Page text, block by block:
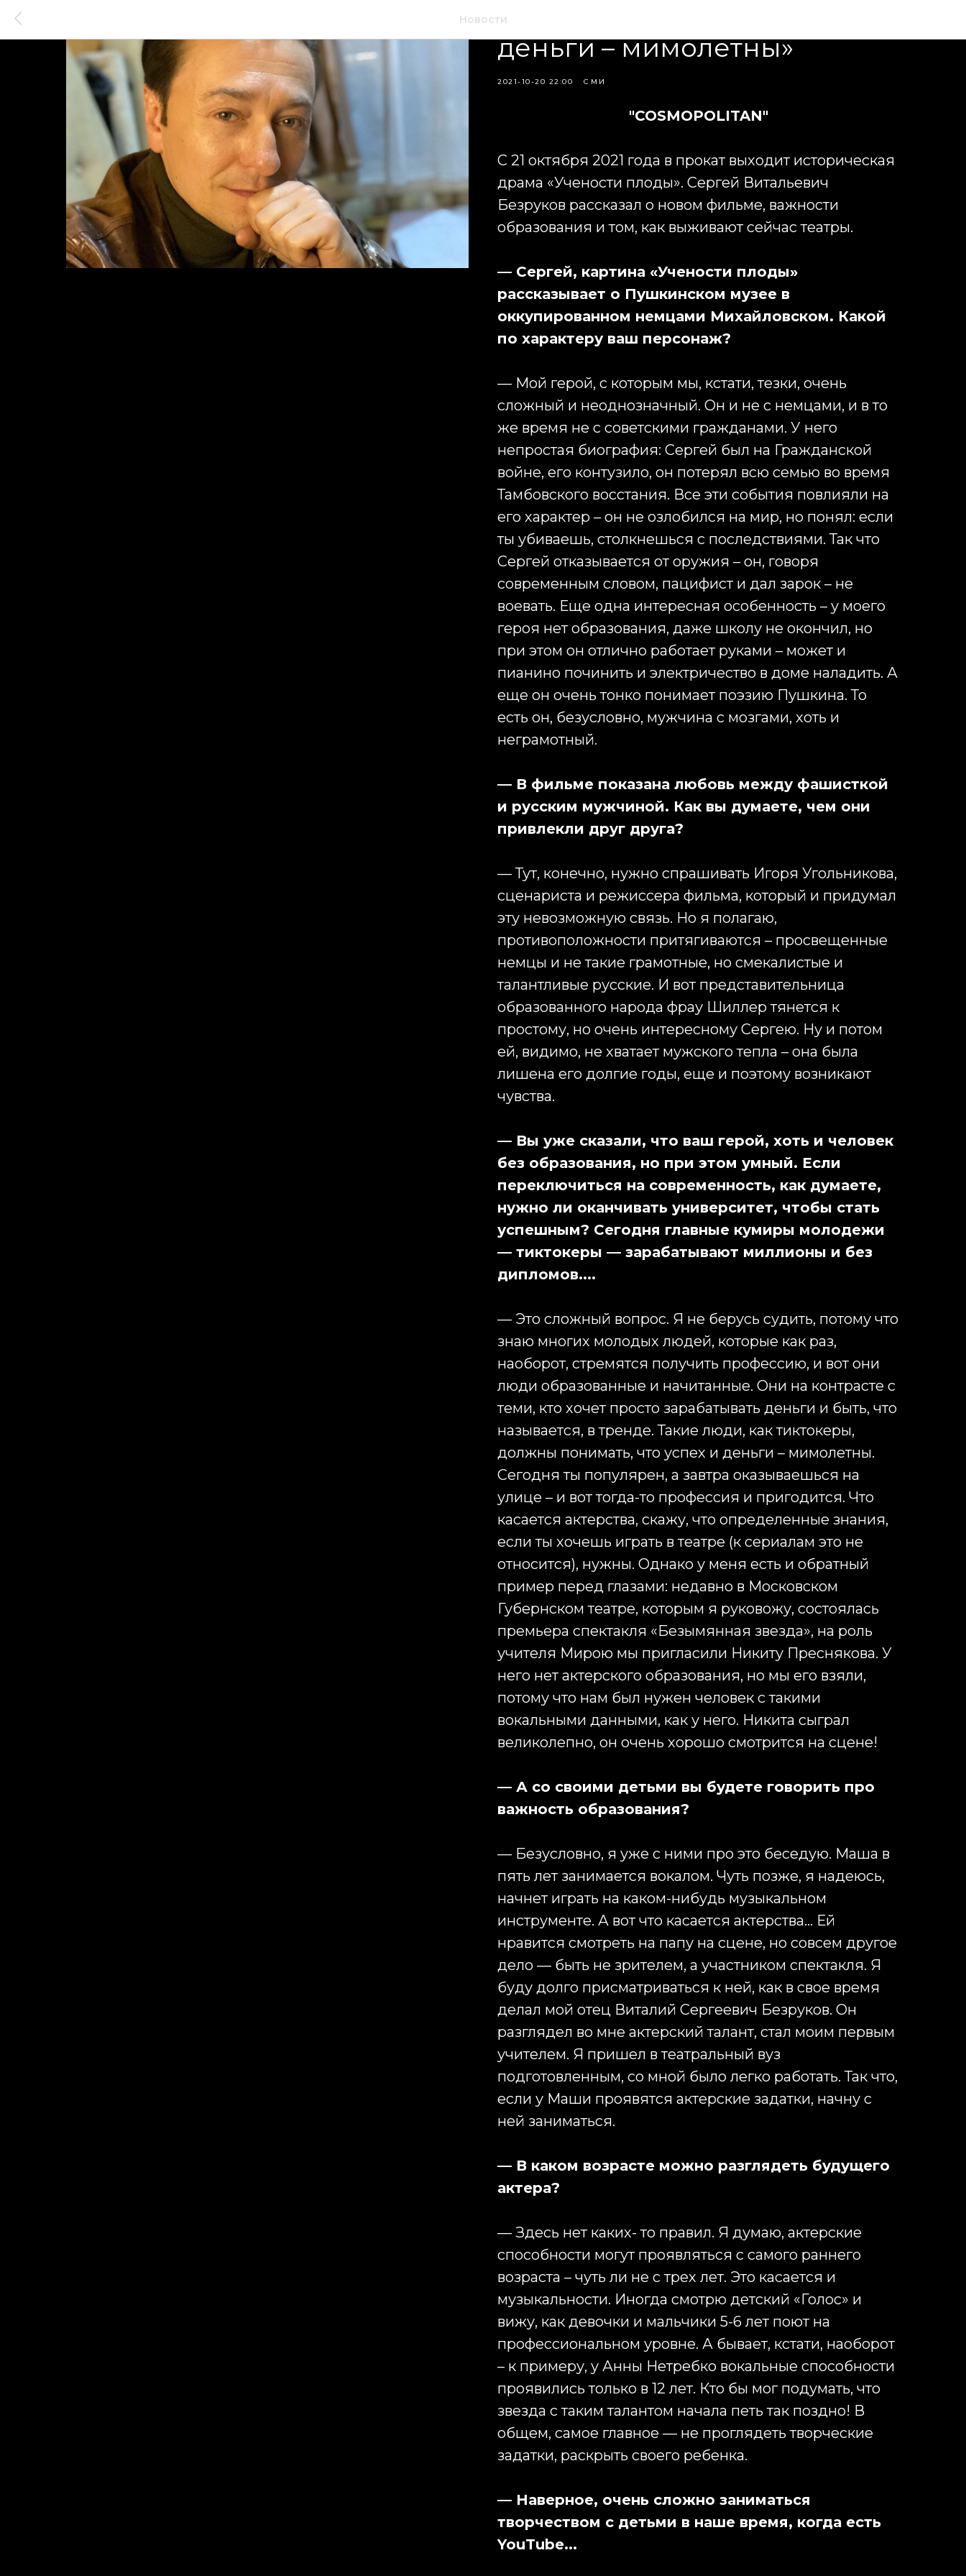
НовостиСергей Безруков: «Успех и
деньги – мимолетны»
2021-10-20 22:00 СМИ
"COSMOPOLITAN"
С 21 октября 2021 года в прокат выходит историческая
драма «Учености плоды». Сергей Витальевич
Безруков рассказал о новом фильме, важности
образования и том, как выживают сейчас театры.
— Сергей, картина «Учености плоды»
рассказывает о Пушкинском музее в
оккупированном немцами Михайловском. Какой
по характеру ваш персонаж?
— Мой герой, с которым мы, кстати, тезки, очень
сложный и неоднозначный. Он и не с немцами, и в то
же время не с советскими гражданами. У него
непростая биография: Сергей был на Гражданской
войне, его контузило, он потерял всю семью во время
Тамбовского восстания. Все эти события повлияли на
его характер – он не озлобился на мир, но понял: если
ты убиваешь, столкнешься с последствиями. Так что
Сергей отказывается от оружия – он, говоря
современным словом, пацифист и дал зарок – не
воевать. Еще одна интересная особенность – у моего
героя нет образования, даже школу не окончил, но
при этом он отлично работает руками – может и
пианино починить и электричество в доме наладить. А
еще он очень тонко понимает поэзию Пушкина. То
есть он, безусловно, мужчина с мозгами, хоть и
неграмотный.
— В фильме показана любовь между фашисткой
и русским мужчиной. Как вы думаете, чем они
привлекли друг друга?
— Тут, конечно, нужно спрашивать Игоря Угольникова,
сценариста и режиссера фильма, который и придумал
эту невозможную связь. Но я полагаю,
противоположности притягиваются – просвещенные
немцы и не такие грамотные, но смекалистые и
талантливые русские. И вот представительница
образованного народа фрау Шиллер тянется к
простому, но очень интересному Сергею. Ну и потом
ей, видимо, не хватает мужского тепла – она была
лишена его долгие годы, еще и поэтому возникают
чувства.
— Вы уже сказали, что ваш герой, хоть и человек
без образования, но при этом умный. Если
переключиться на современность, как думаете,
нужно ли оканчивать университет, чтобы стать
успешным? Сегодня главные кумиры молодежи
— тиктокеры — зарабатывают миллионы и без
дипломов....
— Это сложный вопрос. Я не берусь судить, потому что
знаю многих молодых людей, которые как раз,
наоборот, стремятся получить профессию, и вот они
люди образованные и начитанные. Они на контрасте с
теми, кто хочет просто зарабатывать деньги и быть, что
называется, в тренде. Такие люди, как тиктокеры,
должны понимать, что успех и деньги – мимолетны.
Сегодня ты популярен, а завтра оказываешься на
улице – и вот тогда-то профессия и пригодится. Что
касается актерства, скажу, что определенные знания,
если ты хочешь играть в театре (к сериалам это не
относится), нужны. Однако у меня есть и обратный
пример перед глазами: недавно в Московском
Губернском театре, которым я руковожу, состоялась
премьера спектакля «Безымянная звезда», на роль
учителя Мирою мы пригласили Никиту Преснякова. У
него нет актерского образования, но мы его взяли,
потому что нам был нужен человек с такими
вокальными данными, как у него. Никита сыграл
великолепно, он очень хорошо смотрится на сцене!
— А со своими детьми вы будете говорить про
важность образования?
— Безусловно, я уже с ними про это беседую. Маша в
пять лет занимается вокалом. Чуть позже, я надеюсь,
начнет играть на каком-нибудь музыкальном
инструменте. А вот что касается актерства... Ей
нравится смотреть на папу на сцене, но совсем другое
дело — быть не зрителем, а участником спектакля. Я
буду долго присматриваться к ней, как в свое время
делал мой отец Виталий Сергеевич Безруков. Он
разглядел во мне актерский талант, стал моим первым
учителем. Я пришел в театральный вуз
подготовленным, со мной было легко работать. Так что,
если у Маши проявятся актерские задатки, начну с
ней заниматься.
— В каком возрасте можно разглядеть будущего
актера?
— Здесь нет каких- то правил. Я думаю, актерские
способности могут проявляться с самого раннего
возраста – чуть ли не с трех лет. Это касается и
музыкальности. Иногда смотрю детский «Голос» и
вижу, как девочки и мальчики 5-6 лет поют на
профессиональном уровне. А бывает, кстати, наоборот
– к примеру, у Анны Нетребко вокальные способности
проявились только в 12 лет. Кто бы мог подумать, что
звезда с таким талантом начала петь так поздно! В
общем, самое главное — не проглядеть творческие
задатки, раскрыть своего ребенка.
— Наверное, очень сложно заниматься
творчеством с детьми в наше время, когда есть
YouTube...